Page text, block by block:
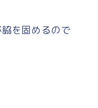
を固めるので